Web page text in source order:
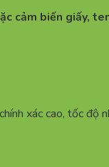
cảm biến giấy,
xác cao, tốc độ